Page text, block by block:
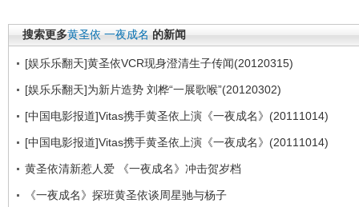
搜索更多黄圣依 一夜成名 的新闻
[娱乐乐翻天]黄圣依VCR现身澄清生子传闻(20120315)
[娱乐乐翻天]为新片造势 刘桦“一展歌喉”(20120302)
[中国电影报道]Vitas携手黄圣依上演《一夜成名》(20111014)
[中国电影报道]Vitas携手黄圣依上演《一夜成名》(20111014)
黄圣依清新惹人爱 《一夜成名》冲击贺岁档
《一夜成名》探班黄圣依谈周星驰与杨子